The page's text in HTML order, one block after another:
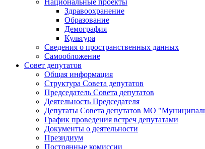
Здравоохранение
Образование
Демография
Культура
Сведения о пространственных данных
Самообложение
Совет депутатов
Общая информация
Структура Совета депутатов
Председатель Совета депутатов
Деятельность Председателя
Депутаты Совета депутатов МО
График проведения встреч депутатами
Документы о деятельности
Президиум
Постоянные комиссии